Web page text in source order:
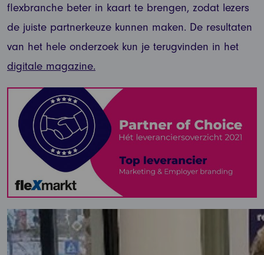
flexbranche beter in kaart te brengen, zodat lezers
de juiste partnerkeuze kunnen maken. De resultaten
van het hele onderzoek kun je terugvinden in het
digitale magazine.